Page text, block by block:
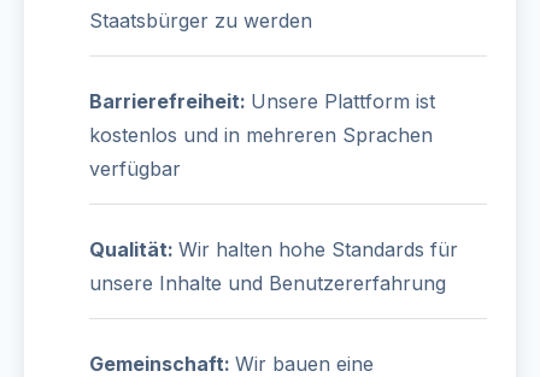
Staatsbürger zu werden
Barrierefreiheit: Unsere Plattform ist
kostenlos und in mehreren Sprachen
verfügbar
Qualität: Wir halten hohe Standards für
unsere Inhalte und Benutzererfahrung
Gemeinschaft: Wir bauen eine